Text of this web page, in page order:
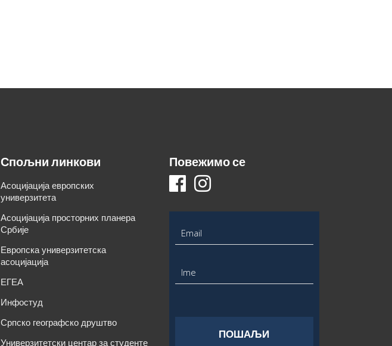
Спољни линкови
Асоцијација европских
универзитета
Асоцијација просторних планера
Србије
Европска универзитетска
асоцијација
ЕГЕА
Инфостуд
Српско географско друштво
Универзитетски центар за студенте
Повежимо се